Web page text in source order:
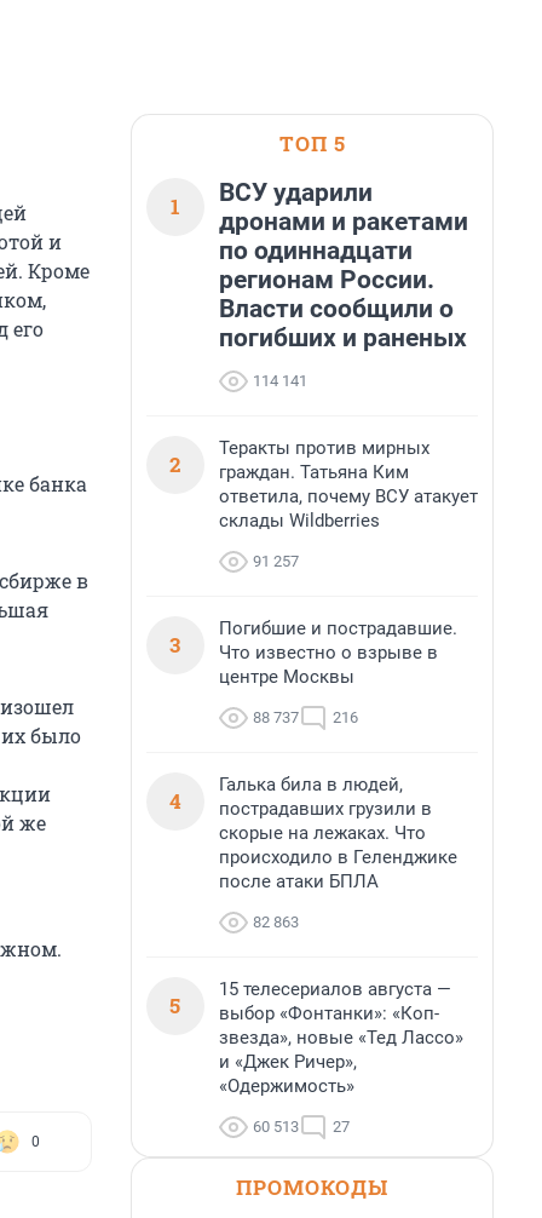
и
Кроме
его
банка
в
их было
же
0
ТОП 5
1
ВСУ ударили
дронами и ракетами
по одиннадцати
регионам России.
Власти сообщили о
погибших и раненых
114 141
2
Теракты против мирных
граждан. Татьяна Ким
ответила, почему ВСУ атакует
склады Wildberries
91 257
3
Погибшие и пострадавшие.
Что известно о взрыве в
центре Москвы
88 737 216
4
Галька била в людей,
пострадавших грузили в
скорые на лежаках. Что
происходило в Геленджике
после атаки БПЛА
82 863
5
15 телесериалов августа —
выбор «Фонтанки»: «Коп-
звезда», новые «Тед Лассо»
и «Джек Ричер»,
«Одержимость»
60 513 27
ПРОМОКОДЫ